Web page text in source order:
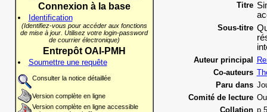
Connexion à la base
Identification
(Identifiez-vous pour accéder aux fonctions
de mise à jour. Utilisez votre login-password
de courrier électronique)
Entrepôt OAI-PMH
Soumettre une requête
Consulter la notice détaillée
Version complète en ligne
Version complète en ligne accessible
Titre
Sous-titre
Auteur principal
Co-auteurs
Paru dans
Comité de lecture
Collation